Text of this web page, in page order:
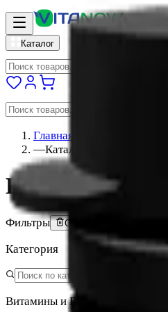
Каталог
Главная
—Каталог
Каталог
Фильтры Очистить всё
Категория
Витамины и БАД